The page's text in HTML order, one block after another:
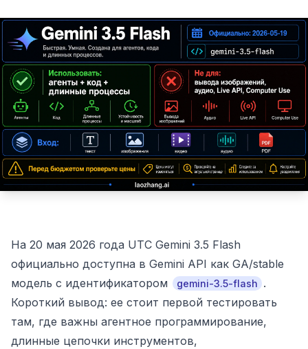
На 20 мая 2026 года UTC Gemini 3.5 Flash
официально доступна в Gemini API как GA/stable
модель с идентификатором
gemini-3.5-flash .
Короткий вывод: ее стоит первой тестировать
там, где важны агентное программирование,
длинные цепочки инструментов,